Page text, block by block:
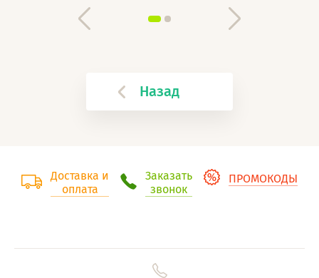
Назад
Доставка и
оплата
Заказать
звонок
ПРОМОКОДЫ